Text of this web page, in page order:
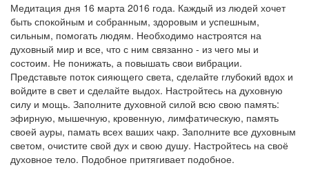
Медитация дня 16 марта 2016 года. Каждый из людей хочет
быть спокойным и собранным, здоровым и успешным,
сильным, помогать людям. Необходимо настроятся на
духовный мир и все, что с ним связанно - из чего мы и
состоим. Не понижать, а повышать свои вибрации.
Представьте поток сияющего света, сделайте глубокий вдох и
войдите в свет и сделайте выдох. Настройтесь на духовную
силу и мощь. Заполните духовной силой всю свою память:
эфирную, мышечную, кровенную, лимфатическую, память
своей ауры, памать всех ваших чакр. Заполните все духовным
светом, очистите свой дух и свою душу. Настройтесь на своё
духовное тело. Подобное притягивает подобное.